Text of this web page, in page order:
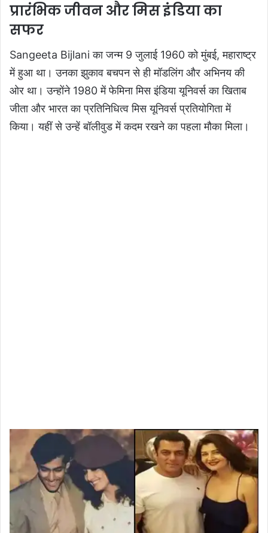
प्रारंभिक जीवन और मिस इंडिया का
सफर
Sangeeta Bijlani का जन्म 9 जुलाई 1960 को मुंबई, महाराष्ट्र
में हुआ था। उनका झुकाव बचपन से ही मॉडलिंग और अभिनय की
ओर था। उन्होंने 1980 में फेमिना मिस इंडिया यूनिवर्स का खिताब
जीता और भारत का प्रतिनिधित्व मिस यूनिवर्स प्रतियोगिता में
किया। यहीं से उन्हें बॉलीवुड में कदम रखने का पहला मौका मिला।